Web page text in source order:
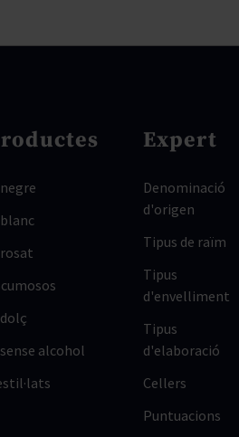
alcohol
Expert
Denominació
d'origen
Tipus de raïm
Tipus
d'envelliment
Tipus
d'elaboració
Cellers
Puntuacions